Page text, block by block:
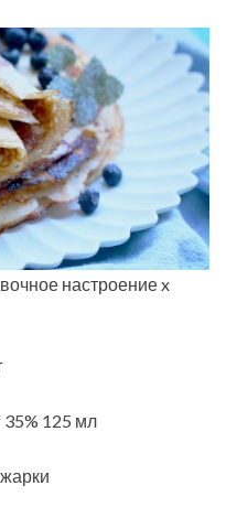
настроение x
35% 125 мл